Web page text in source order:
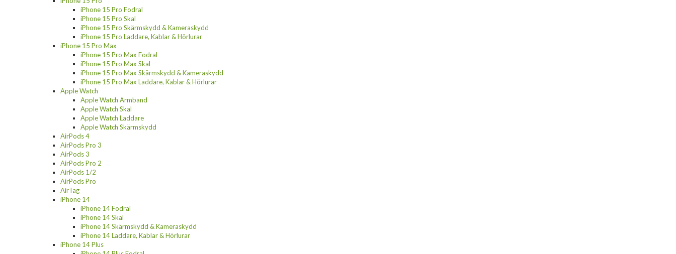
iPhone 15 Pro Fodral
iPhone 15 Pro Skal
iPhone 15 Pro Skärmskydd & Kameraskydd
iPhone 15 Pro Laddare, Kablar & Hörlurar
iPhone 15 Pro Max
iPhone 15 Pro Max Fodral
iPhone 15 Pro Max Skal
iPhone 15 Pro Max Skärmskydd & Kameraskydd
iPhone 15 Pro Max Laddare, Kablar & Hörlurar
Apple Watch
Apple Watch Armband
Apple Watch Skal
Apple Watch Laddare
Apple Watch Skärmskydd
AirPods 4
AirPods Pro 3
AirPods 3
AirPods Pro 2
AirPods 1/2
AirPods Pro
AirTag
iPhone 14
iPhone 14 Fodral
iPhone 14 Skal
iPhone 14 Skärmskydd & Kameraskydd
iPhone 14 Laddare, Kablar & Hörlurar
iPhone 14 Plus